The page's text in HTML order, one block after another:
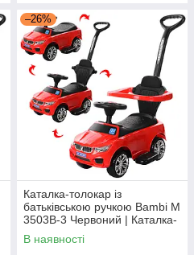
–26%
Каталка-толокар із
батьківською ручкою Bambi M
3503B-3 Червоний | Каталка-
толокар з батьківською
ручкою
В наявності